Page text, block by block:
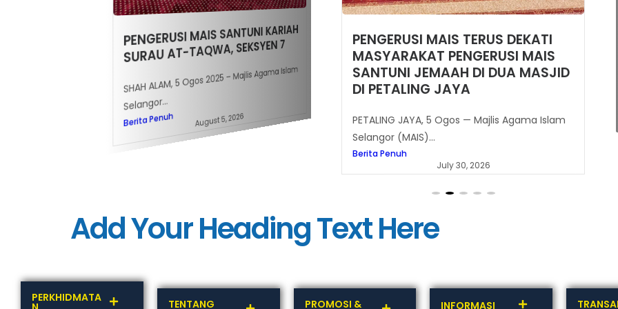
PENGERUSI MAIS SANTUNI KARIAH
SURAU AT-TAQWA, SEKSYEN 7
SHAH ALAM, 5 Ogos 2025 – Majlis Agama Islam
Selangor...
Berita Penuh August 5, 2026
PENGERUSI MAIS TERUS DEKATI
MASYARAKAT PENGERUSI MAIS
SANTUNI JEMAAH DI DUA MASJID
DI PETALING JAYA
PETALING JAYA, 5 Ogos — Majlis Agama Islam
Selangor (MAIS)...
Berita Penuh
July 30, 2026
Add Your Heading Text Here
PERKHIDMATA TENTANG PROMOSI & INFORMASI